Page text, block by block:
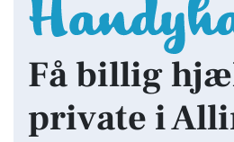
Få billig
private i